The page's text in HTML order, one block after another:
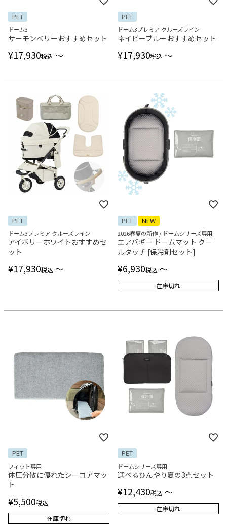
PET
ドーム3
サーモンベリーおすすめセット
¥17,930税込 〜
PET
ドーム3プレミア クルーズライン
ネイビーブルーおすすめセット
¥17,930税込 〜
PET
ドーム3プレミア クルーズライン
アイボリーホワイトおすすめセ
ット
¥17,930税込 〜
PET NEW
2026春夏の新作 / ドームシリーズ専用
エアバギー ドームマット クー
ルタッチ [保冷剤セット]
¥6,930税込 〜
在庫切れ
PET
フィット専用
体圧分散に優れたシーコアマッ
ト
¥5,500税込
在庫切れ
PET
ドームシリーズ専用
選べるひんやり夏の3点セット
¥12,430税込 〜
在庫切れ